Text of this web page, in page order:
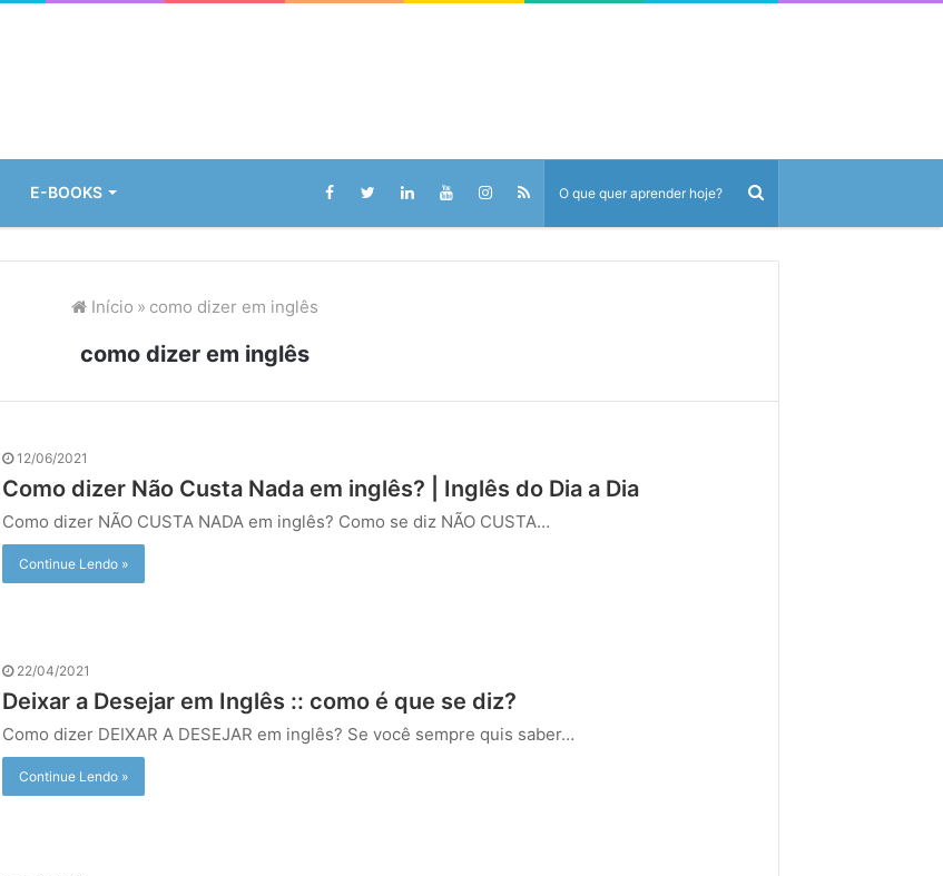
E-BOOKS
Início » como dizer em inglês
como dizer em inglês
12/06/2021
Como dizer Não Custa Nada em inglês? | Inglês do Dia a Dia
Como dizer NÃO CUSTA NADA em inglês? Como se diz NÃO CUSTA…
Continue Lendo »
22/04/2021
Deixar a Desejar em Inglês :: como é que se diz?
Como dizer DEIXAR A DESEJAR em inglês? Se você sempre quis saber…
Continue Lendo »